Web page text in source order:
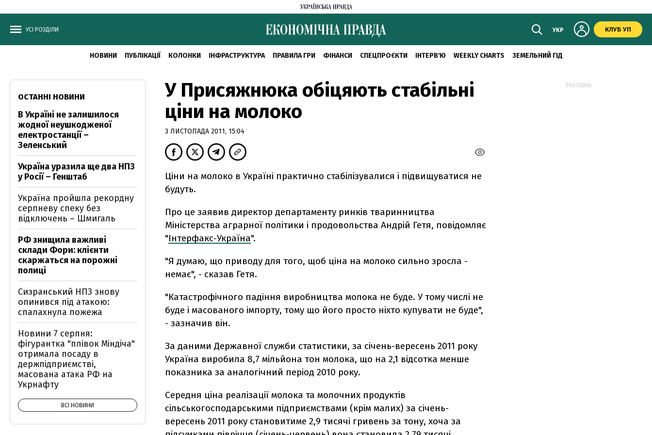
УСІ РОЗДІЛИ УКР КЛУБ УП
НОВИНИ ПУБЛІКАЦІЇ КОЛОНКИ ІНФРАСТРУКТУРА ПРАВИЛА ГРИ ФІНАНСИ СПЕЦПРОЄКТИ ІНТЕРВ'Ю WEEKLY CHARTS ЗЕМЕЛЬНИЙ ГІД
У Присяжнюка обіцяють стабільні
ціни на молоко
3 ЛИСТОПАДА 2011, 15:04
Ціни на молоко в Україні практично стабілізувалися і підвищуватися не
будуть.
Про це заявив директор департаменту ринків тваринництва
Міністерства аграрної політики і продовольства Андрій Гетя, повідомляє
"Інтерфакс-Україна".
"Я думаю, що приводу для того, щоб ціна на молоко сильно зросла -
немає", - сказав Гетя.
"Катастрофічного падіння виробництва молока не буде. У тому числі не
буде і масованого імпорту, тому що його просто ніхто купувати не буде",
- зазначив він.
За даними Державної служби статистики, за січень-вересень 2011 року
Україна виробила 8,7 мільйона тон молока, що на 2,1 відсотка менше
показника за аналогічний період 2010 року.
Середня ціна реалізації молока та молочних продуктів
сільськогосподарськими підприємствами (крім малих) за січень-
вересень 2011 року становитиме 2,9 тисячі гривень за тону, хоча за
ОСТАННІ НОВИНИ
В Україні не залишилося
жодної неушкодженої
електростанції –
Зеленський
Україна уразила ще два НПЗ
у Росії – Генштаб
Україна пройшла рекордну
серпневу спеку без
відключень – Шмигаль
РФ знищила важливі
склади Фори: клієнти
скаржаться на порожні
полиці
Сизранський НПЗ знову
опинився під атакою:
спалахнула пожежа
Новини 7 серпня:
фігурантка "плівок Міндіча"
отримала посаду в
держпідприємстві,
масована атака РФ на
Укрнафту
ВСІ НОВИНИ
РЕКЛАМА: